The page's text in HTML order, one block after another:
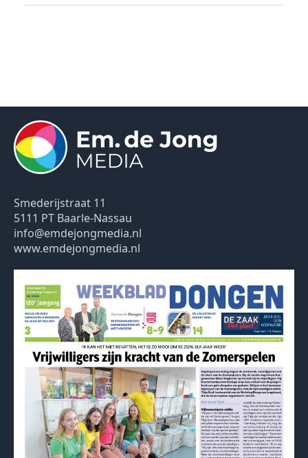
Smederijstraat 11
5111 PT Baarle-Nassau
info@emdejongmedia.nl
www.emdejongmedia.nl